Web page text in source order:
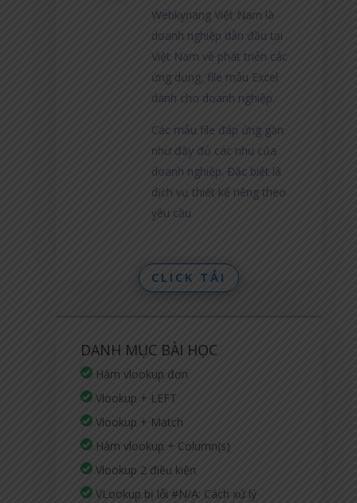
Webkynang Việt Nam là
doanh nghiệp dẫn đầu tại
Việt Nam về phát triển các
ứng dụng, file mẫu Excel
dành cho doanh nghiệp.
Các mẫu file đáp ứng gần
như đầy đủ các nhu của
doanh nghiệp. Đặc biệt là
dịch vụ thiết kế riêng theo
yêu cầu
CLICK TẢI
DANH MỤC BÀI HỌC
Hàm vlookup đơn
Vlookup + LEFT
Vlookup + Match
Hàm vlookup + Column(s)
Vlookup 2 điều kiện
VLookup bị lỗi #N/A: Cách xử lý